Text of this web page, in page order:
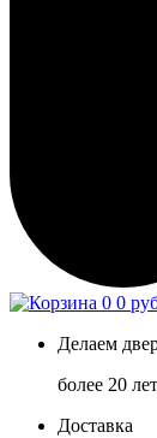
0 0
Делаем
более 20 лет
Доставка